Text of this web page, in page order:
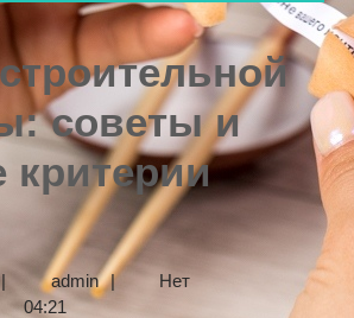
советы и
| adminadmin
|
Нет
04:21